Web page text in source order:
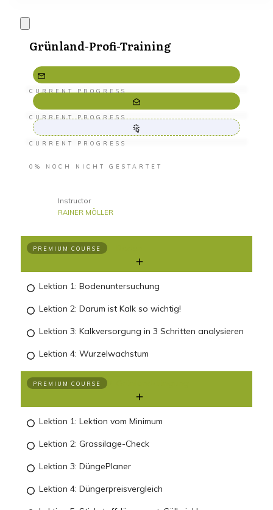
Grünland-Profi-Training
CURRENT PROGRESS
CURRENT PROGRESS
CURRENT PROGRESS
0% NOCH NICHT GESTARTET
Instructor
RAINER MÖLLER
PREMIUM COURSE
Lektion 1: Bodenuntersuchung
Lektion 2: Darum ist Kalk so wichtig!
Lektion 3: Kalkversorgung in 3 Schritten analysieren
Lektion 4: Wurzelwachstum
PREMIUM COURSE
Lektion 1: Lektion vom Minimum
Lektion 2: Grassilage-Check
Lektion 3: DüngePlaner
Lektion 4: Düngerpreisvergleich